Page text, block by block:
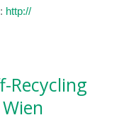
http://
Recycling